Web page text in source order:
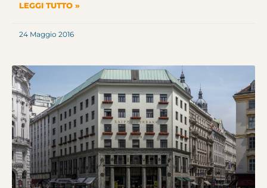
LEGGI TUTTO »
24 Maggio 2016